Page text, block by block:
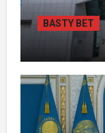
BASTY BET
ЖАМБЫЛ
84 МЫҢ